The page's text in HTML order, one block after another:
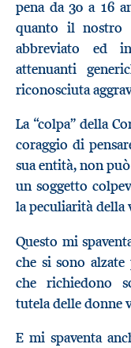
pena da 30 a 16
quanto il nostro
abbreviato ed
attenuanti
riconosciuta
La “colpa” della
coraggio di
sua entità, non
un soggetto
la peculiarità della
Questo mi
che si sono
che richiedono
tutela delle donne
E mi spaventa